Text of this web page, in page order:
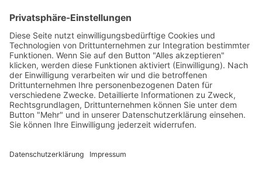
Wichtiges
Impressum
Datenschutz
Kooperation
Werbung
Presse- und Öffentlichkeitsarbeit
Aktuelles
Themenwelt